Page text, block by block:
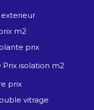
exterieur
m2
prix
Prix isolation m2
prix
vitrage